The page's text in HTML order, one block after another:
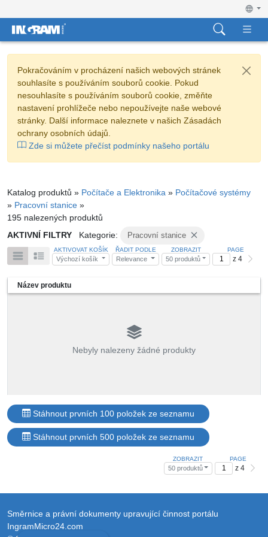
Pokračováním v procházení našich webových stránek
souhlasíte s používáním souborů cookie. Pokud
nesouhlasíte s používáním souborů cookie, změňte
nastavení prohlížeče nebo nepoužívejte naše webové
stránky. Další informace naleznete v našich Zásadách
ochrany osobních údajů.
Zde si můžete přečíst podmínky našeho portálu
Katalog produktů » Počítače a Elektronika » Počítačové systémy
» Pracovní stanice »
195 nalezených produktů
AKTIVNÍ FILTRY
Kategorie: Pracovní stanice
AKTIVOVAT KOŠÍK
Výchozí košík
ŘADIT PODLE
Relevance
ZOBRAZIT
50 produktů
PAGE
z 4
Název produktu
Nebyly nalezeny žádné produkty
Stáhnout prvních 100 položek ze seznamu
Stáhnout prvních 500 položek ze seznamu
ZOBRAZIT
50 produktů
PAGE
z 4
Směrnice a právní dokumenty upravující činnost portálu
IngramMicro24.com